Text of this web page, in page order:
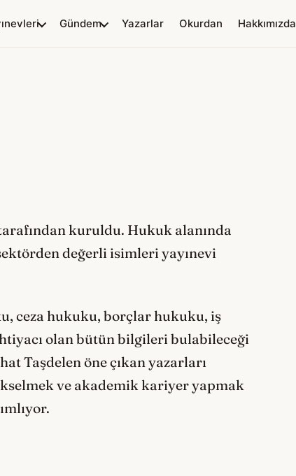
Gündem Yazarlar Okurdan Hakkımızda
kuruldu. Hukuk alanında
değerli isimleri yayınevi
ceza hukuku, borçlar hukuku, iş
olan bütün bilgileri bulabileceği
Taşdelen öne çıkan yazarları
ve akademik kariyer yapmak